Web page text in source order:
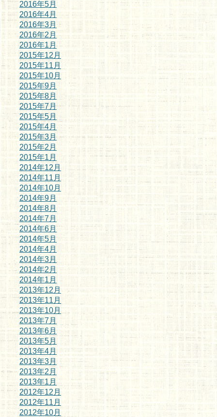
2016年5月
2016年4月
2016年3月
2016年2月
2016年1月
2015年12月
2015年11月
2015年10月
2015年9月
2015年8月
2015年7月
2015年5月
2015年4月
2015年3月
2015年2月
2015年1月
2014年12月
2014年11月
2014年10月
2014年9月
2014年8月
2014年7月
2014年6月
2014年5月
2014年4月
2014年3月
2014年2月
2014年1月
2013年12月
2013年11月
2013年10月
2013年7月
2013年6月
2013年5月
2013年4月
2013年3月
2013年2月
2013年1月
2012年12月
2012年11月
2012年10月